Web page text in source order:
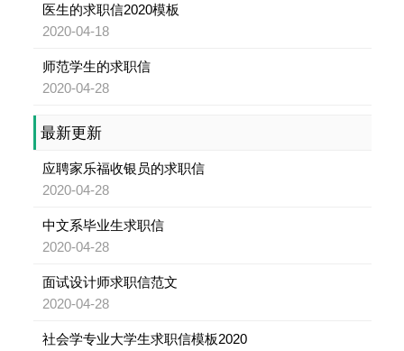
医生的求职信2020模板
2020-04-18
师范学生的求职信
2020-04-28
最新更新
应聘家乐福收银员的求职信
2020-04-28
中文系毕业生求职信
2020-04-28
面试设计师求职信范文
2020-04-28
社会学专业大学生求职信模板2020